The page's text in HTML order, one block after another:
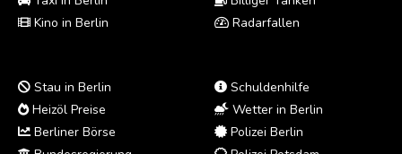
Kino in Berlin
Radarfallen
Stau in Berlin
Heizöl Preise
Berliner Börse
Schuldenhilfe
Wetter in Berlin
Polizei Berlin